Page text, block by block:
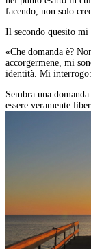
facendo, non solo
Il secondo quesito mi
«Che domanda è?
accorgermene, mi
identità. Mi
Sembra una
essere veramente